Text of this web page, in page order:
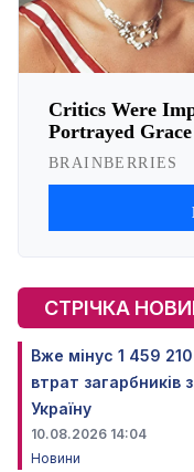
СТРІЧКА
Вже мінус 1 459
втрат загарбників
Україну
10.08.2026 14:04
Новини